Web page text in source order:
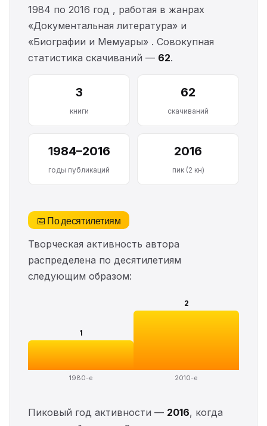
1984 по 2016 год , работая в жанрах
«Документальная литература» и
«Биографии и Мемуары» . Совокупная
статистика скачиваний — 62.
3
книги
62
скачиваний
1984–2016
годы публикаций
2016
пик (2 кн)
📅 По десятилетиям
Творческая активность автора
распределена по десятилетиям
следующим образом:
1
1980-е
2
2010-е
Пиковый год активности — 2016, когда